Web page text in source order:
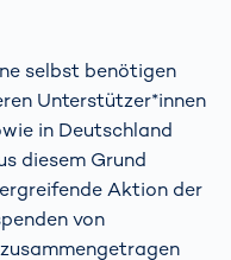
selbst benötigen
Unterstützer*innen
in Deutschland
diesem Grund
Aktion der
von